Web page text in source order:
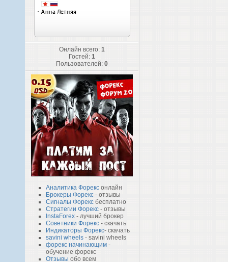
Онлайн всего: 1
Гостей: 1
Пользователей: 0
Аналитика Форекс онлайн
Брокеры Форекс - отзывы
Сигналы Форекс бесплатно
Стратегии Форекс - отзывы
InstaForex - лучший брокер
Советники Форекс - скачать
Индикаторы Форекс- скачать
savini wheels - savini wheels
форекс начинающим -
обучение форекс
Отзывы обо всем